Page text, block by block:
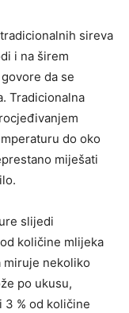
sireva
i na širem
da se
Tradicionalna
do oko
miješati
slijedi
količine mlijeka
miruje nekoliko
po ukusu,
3 % od količine